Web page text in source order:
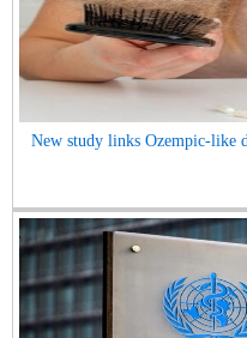
New study links Ozempic-like